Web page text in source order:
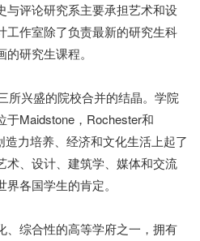
与评论研究系主要承担艺术和设
工作室除了负责最新的研究生科
研究生课程。
所兴盛的院校合并的结晶。学院
Maidstone，Rochester和
力培养、经济和文化生活上起了
术、设计、建筑学、媒体和交流
各国学生的肯定。
、综合性的高等学府之一，拥有